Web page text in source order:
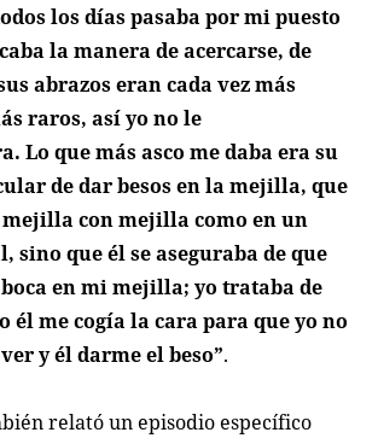
los días pasaba por mi puesto
la manera de acercarse, de
abrazos eran cada vez más
raros, así yo no le
Lo que más asco me daba era su
de dar besos en la mejilla, que
mejilla con mejilla como en un
sino que él se aseguraba de que
en mi mejilla; yo trataba de
él me cogía la cara para que yo no
y él darme el beso”.
relató un episodio específico